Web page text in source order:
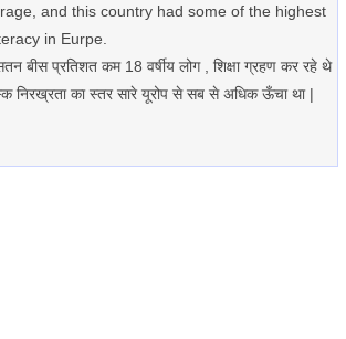
and this country had some of the highest
in Eurpe.
बीस प्रतिशत कम 18 वर्षीय लोग , शिक्षा ग्रहण कर रहे थे
निरख्रता का स्तर सारे यूरोप से सब से अधिक ऊँचा था |